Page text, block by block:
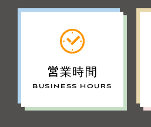
営業時間
BUSINESS HOURS